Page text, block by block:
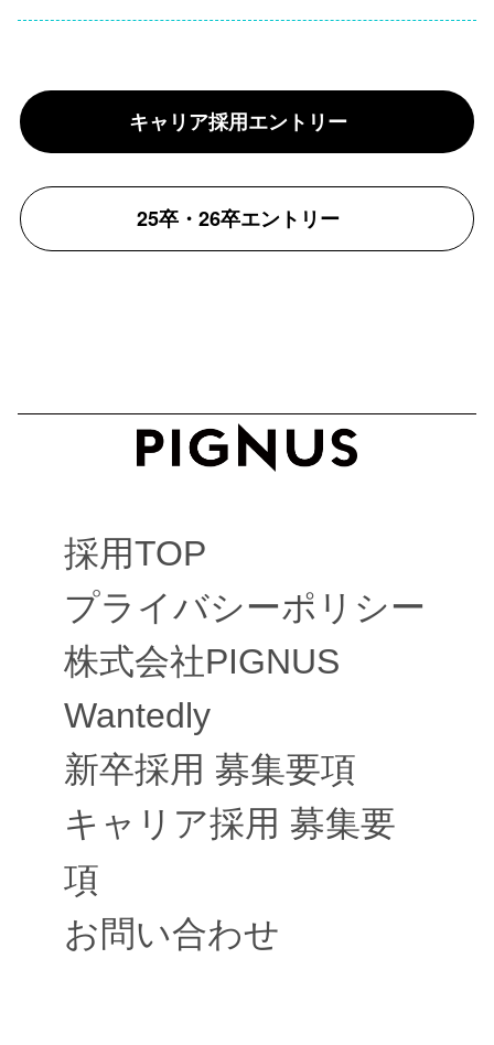
キャリア採用エントリー
25卒・26卒エントリー
採用TOP
プライバシーポリシー
株式会社PIGNUS
Wantedly
新卒採用 募集要項
キャリア採用 募集要
項
お問い合わせ